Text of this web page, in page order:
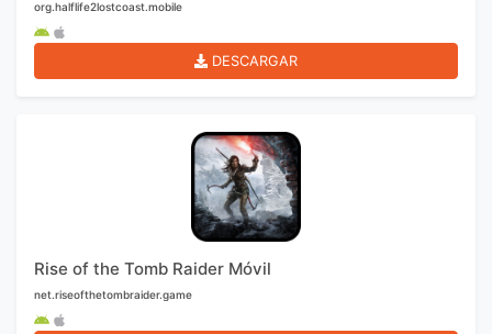
org.halflife2lostcoast.mobile
DESCARGAR
Rise of the Tomb Raider Móvil
net.riseofthetombraider.game